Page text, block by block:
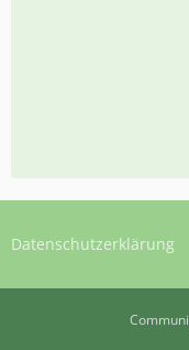
Datenschutzerklärung